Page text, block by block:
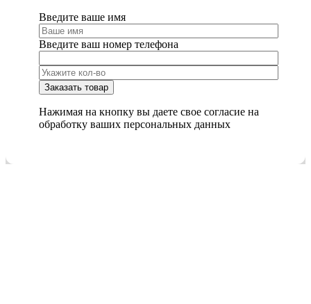
Введите ваше имя
Введите ваш номер телефона
Нажимая на кнопку вы даете свое согласие на
обработку ваших персональных данных